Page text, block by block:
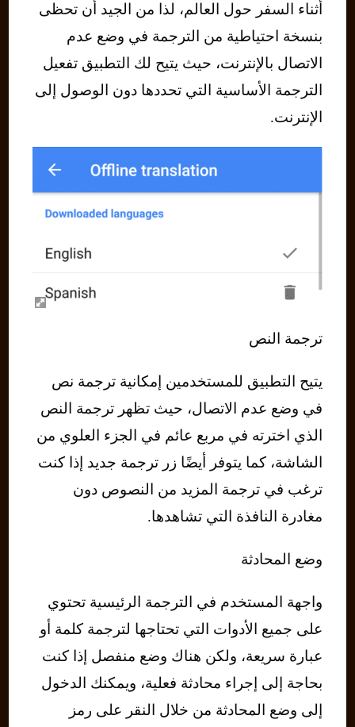
أثناء السفر حول العالم، لذا من الجيد أن تحظى
بنسخة احتياطية من الترجمة في وضع عدم
الاتصال بالإنترنت، حيث يتيح لك التطبيق تفعيل
الترجمة الأساسية التي تحددها دون الوصول إلى
الإنترنت.
ترجمة النص
يتيح التطبيق للمستخدمين إمكانية ترجمة نص
في وضع عدم الاتصال، حيث تظهر ترجمة النص
الذي اخترته في مربع عائم في الجزء العلوي من
الشاشة، كما يتوفر أيضًا زر ترجمة جديد إذا كنت
ترغب في ترجمة المزيد من النصوص دون
مغادرة النافذة التي تشاهدها.
وضع المحادثة
واجهة المستخدم في الترجمة الرئيسية تحتوي
على جميع الأدوات التي تحتاجها لترجمة كلمة أو
عبارة سريعة، ولكن هناك وضع منفصل إذا كنت
بحاجة إلى إجراء محادثة فعلية، ويمكنك الدخول
إلى وضع المحادثة من خلال النقر على رمز